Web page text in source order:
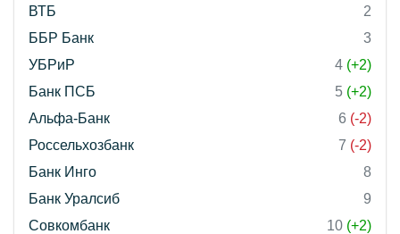
ВТБ
2
ББР Банк
3
УБРиР
4 (+2)
Банк ПСБ
5 (+2)
Альфа-Банк
6 (-2)
Россельхозбанк
7 (-2)
Банк Инго
8
Банк Уралсиб
9
Совкомбанк
10 (+2)